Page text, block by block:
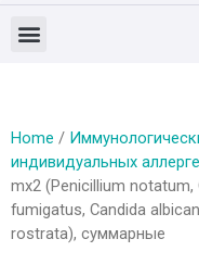
Home /
индивидуальных
mx2 (Penicillium
fumigatus, Candida
rostrata), суммарные